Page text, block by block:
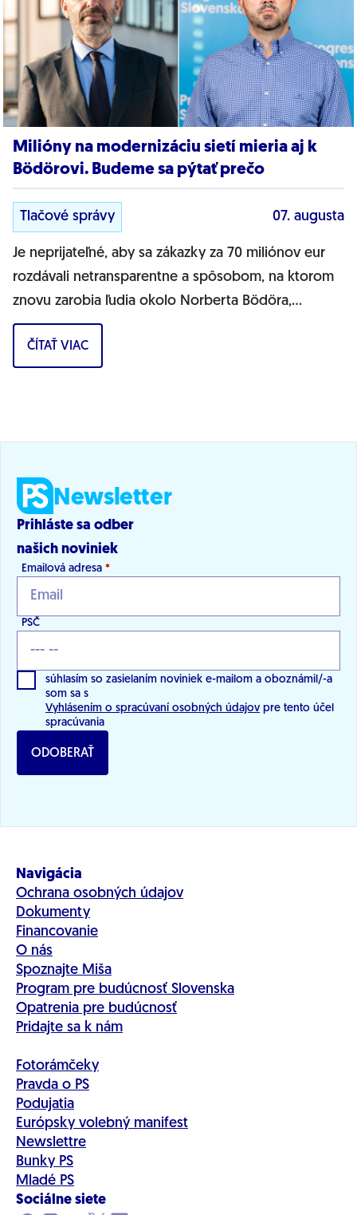
Milióny na modernizáciu sietí mieria aj k
Bödörovi. Budeme sa pýtať prečo
Tlačové správy 07. augusta
Je neprijateľné, aby sa zákazky za 70 miliónov eur
rozdávali netransparentne a spôsobom, na ktorom
znovu zarobia ľudia okolo Norberta Bödöra,
povedal podpredseda Progresívneho Slovenska a...
ČÍTAŤ VIAC
Newsletter
Prihláste sa odber
našich noviniek
Emailová adresa *
PSČ
súhlasím so zasielaním noviniek e-mailom a oboznámil/-a
som sa s
Vyhlásením o spracúvaní osobných údajov pre tento účel
spracúvania
ODOBERAŤ
Navigácia
Ochrana osobných údajov
Dokumenty
Financovanie
O nás
Spoznajte Miša
Program pre budúcnosť Slovenska
Opatrenia pre budúcnosť
Pridajte sa k nám
Fotorámčeky
Pravda o PS
Podujatia
Európsky volebný manifest
Newslettre
Bunky PS
Mladé PS
Sociálne siete